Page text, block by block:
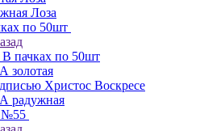
Лоза
по 50шт
пачках по 50шт
золотая
Христос Воскресе
радужная
№55